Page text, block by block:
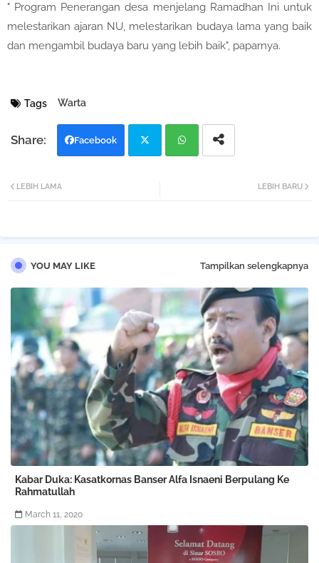
" Program Penerangan desa menjelang Ramadhan Ini untuk
melestarikan ajaran NU, melestarikan budaya lama yang baik
dan mengambil budaya baru yang lebih baik", paparnya.
Tags Warta
Facebook
LEBIH BARU
LEBIH LAMA
YOU MAY LIKE Tampilkan selengkapnya
Kabar Duka: Kasatkornas Banser Alfa Isnaeni Berpulang Ke
Rahmatullah
March 11, 2020